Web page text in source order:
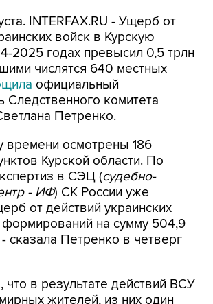
INTERFAX.RU - Ущерб от
войск в Курскую
2025 годах превысил 0,5 трлн
числятся 640 местных
официальный
Следственного комитета
Петренко.
времени осмотрены 186
Курской области. По
в СЭЦ (судебно-
- ИФ) СК России уже
от действий украинских
на сумму 504,9
сказала Петренко в четверг
в результате действий ВСУ
жителей, из них один